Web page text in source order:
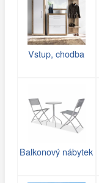
Vstup, chodba
Balkonový nábytek